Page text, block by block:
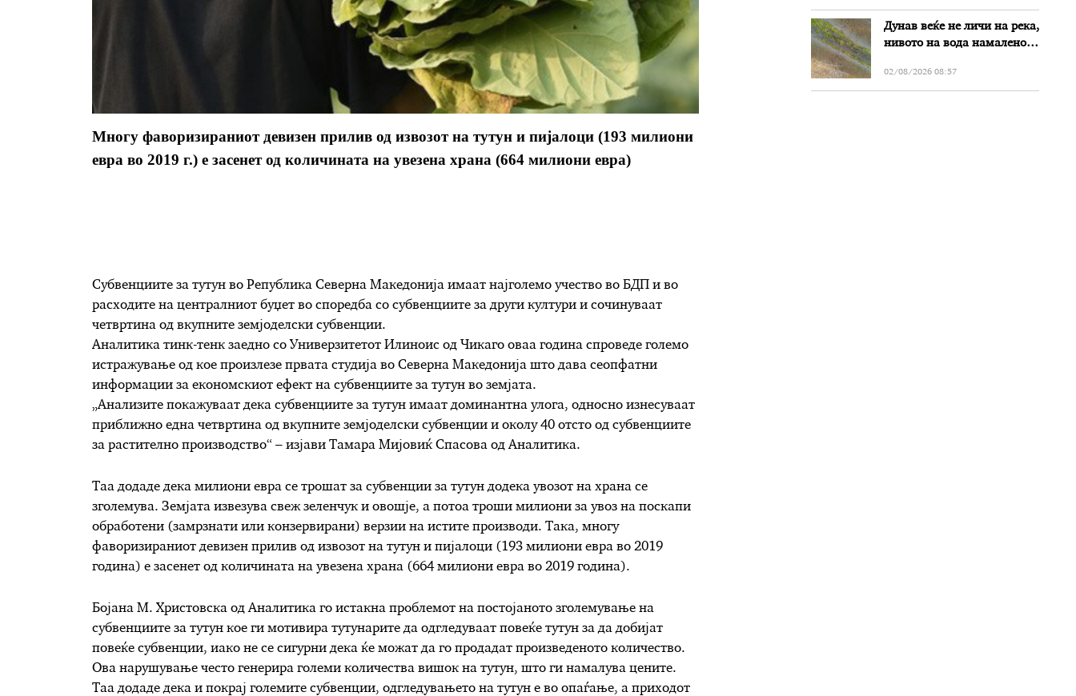
Многу фаворизираниот девизен прилив од извозот на тутун и пијалоци (193 милиони
евра во 2019 г.) е засенет од количината на увезена храна (664 милиони евра)
Субвенциите за тутун во Република Северна Македонија имаат најголемо учество во БДП и во
расходите на централниот буџет во споредба со субвенциите за други култури и сочинуваат
четвртина од вкупните земјоделски субвенции.
Аналитика тинк-тенк заедно со Универзитетот Илиноис од Чикаго оваа година спроведе големо
истражување од кое произлезе првата студија во Северна Македонија што дава сеопфатни
информации за економскиот ефект на субвенциите за тутун во земјата.
„Анализите покажуваат дека субвенциите за тутун имаат доминантна улога, односно изнесуваат
приближно една четвртина од вкупните земјоделски субвенции и околу 40 отсто од субвенциите
за растително производство“ – изјави Тамара Мијовиќ Спасова од Аналитика.
Таа додаде дека милиони евра се трошат за субвенции за тутун додека увозот на храна се
зголемува. Земјата извезува свеж зеленчук и овошје, а потоа троши милиони за увоз на поскапи
обработени (замрзнати или конзервирани) верзии на истите производи. Така, многу
фаворизираниот девизен прилив од извозот на тутун и пијалоци (193 милиони евра во 2019
година) е засенет од количината на увезена храна (664 милиони евра во 2019 година).
Бојана М. Христовска од Аналитика го истакна проблемот на постојаното зголемување на
субвенциите за тутун кое ги мотивира тутунарите да одгледуваат повеќе тутун за да добијат
повеќе субвенции, иако не се сигурни дека ќе можат да го продадат произведеното количество.
Ова нарушување често генерира големи количества вишок на тутун, што ги намалува цените.
Таа додаде дека и покрај големите субвенции, одгледувањето на тутун е во опаѓање, а приходот
Дунав веќе не личи на река,
нивото на вода намалено
Бугарија
02/08/2026 08:57